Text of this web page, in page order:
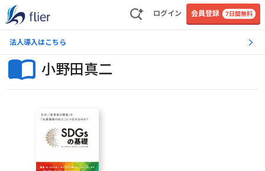
ログイン 会員登録 7日間無料
法人導入はこちら
小野田真二